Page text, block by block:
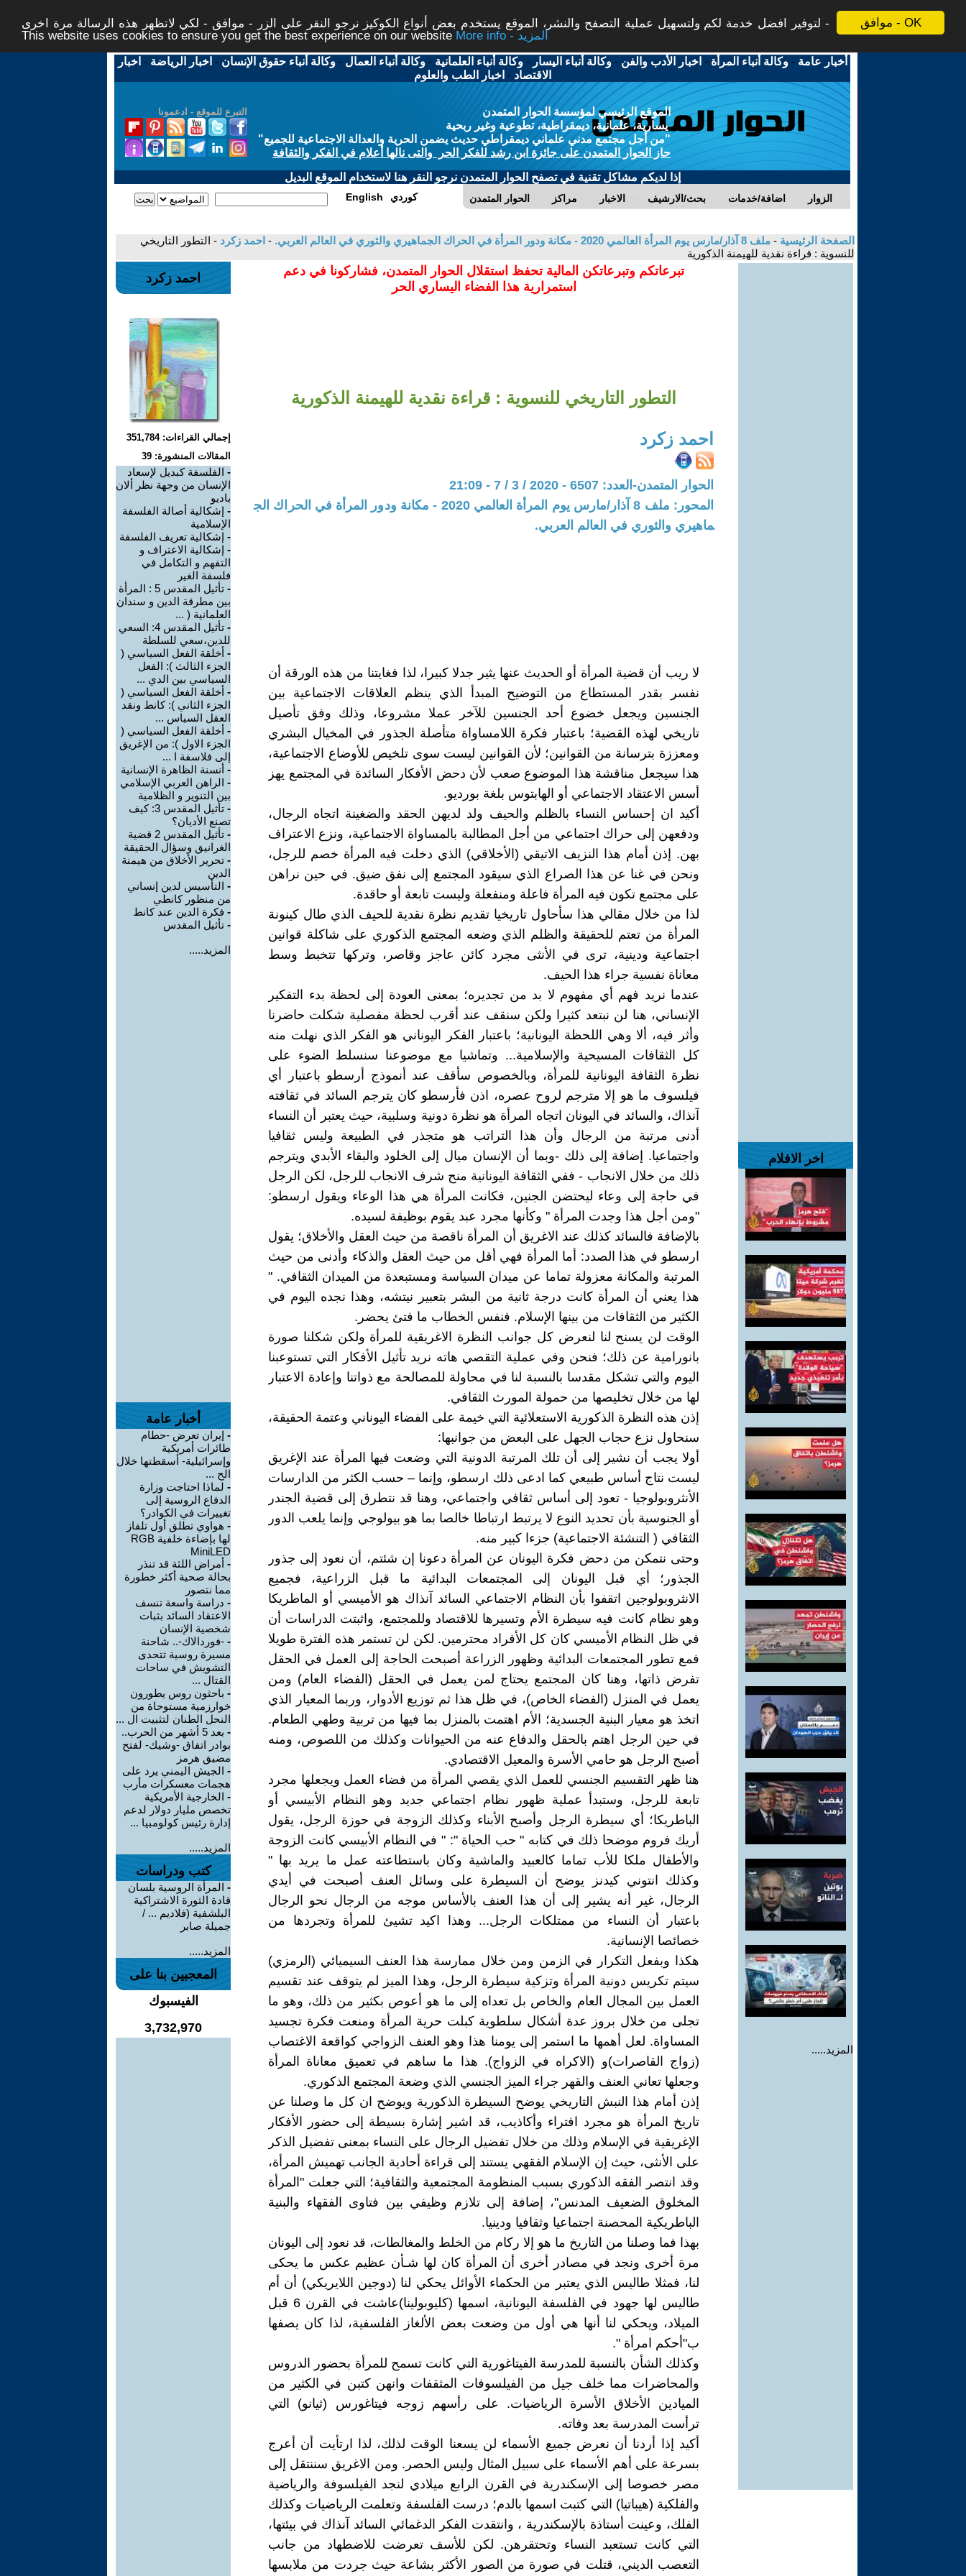
موافق - OK
لتوفير افضل خدمة لكم ولتسهيل عملية التصفح والنشر، الموقع يستخدم بعض أنواع الكوكيز نرجو النقر على الزر - موافق - لكي لاتظهر هذه الرسالة مرة اخرى -
This website uses cookies to ensure you get the best experience on our website
More info - المزيد
أخبار عامة -وكالة أنباء المرأة - اخبار الأدب والفن -وكالة أنباء اليسار -وكالة أنباء العلمانية -وكالة أنباء العمال -وكالة أنباء حقوق الإنسان - اخبار الرياضة - اخبار
الاقتصاد - اخبار الطب والعلوم
التبرع للموقع - ادعمونا
الموقع الرئيسي لمؤسسة الحوار المتمدن
يسارية، علمانية، ديمقراطية، تطوعية وغير ربحية
"من أجل مجتمع مدني علماني ديمقراطي حديث يضمن الحرية والعدالة الاجتماعية للجميع"
حاز الحوار المتمدن على جائزة ابن رشد للفكر الحر والتى نالها أعلام في الفكر والثقافة
إذا لديكم مشاكل تقنية في تصفح الحوار المتمدن نرجو النقر هنا لاستخدام الموقع البديل
الحوار المتمدن مراكز الاخبار بحث/الارشيف اضافة/خدمات الزوار English كوردي
الصفحة الرئيسية - ملف 8 آذار/مارس يوم المرأة العالمي 2020 - مكانة ودور المرأة في الحراك الجماهيري والثوري في العالم العربي. - احمد زكرد - التطور التاريخي
للنسوية : قراءة نقدية للهيمنة الذكورية
اخر الافلام
المزيد.....
تبرعاتكم وتبرعاتكن المالية تحفظ استقلال الحوار المتمدن، فشاركونا في دعم
استمرارية هذا الفضاء اليساري الحر
التطور التاريخي للنسوية : قراءة نقدية للهيمنة الذكورية
احمد زكرد
الحوار المتمدن-العدد: 6507 - 2020 / 3 / 7 - 21:09
المحور: ملف 8 آذار/مارس يوم المرأة العالمي 2020 - مكانة ودور المرأة في الحراك الج
ماهيري والثوري في العالم العربي.
لا ريب أن قضية المرأة أو الحديث عنها يثير جدلا كبيرا، لذا فغايتنا من هذه الورقة أن
نفسر بقدر المستطاع من التوضيح المبدأ الذي ينظم العلاقات الاجتماعية بين
الجنسين ويجعل خضوع أحد الجنسين للآخر عملا مشروعا، وذلك وفق تأصيل
تاريخي لهذه القضية؛ باعتبار فكرة اللامساواة متأصلة الجذور في المخيال البشري
ومعززة بترسانة من القوانين؛ لأن القوانين ليست سوى تلخيص للأوضاع الاجتماعية،
هذا سيجعل مناقشة هذا الموضوع صعب لأن دحض الأفكار السائدة في المجتمع يهز
أسس الاعتقاد الاجتماعي أو الهابتوس بلغة بورديو.
أكيد ان إحساس النساء بالظلم والحيف ولد لديهن الحقد والضغينة اتجاه الرجال،
ودفعهن إلى حراك اجتماعي من أجل المطالبة بالمساواة الاجتماعية، ونزع الاعتراف
بهن. إذن أمام هذا النزيف الاتيقي (الأخلاقي) الذي دخلت فيه المرأة خصم للرجل،
ونحن في غنا عن هذا الصراع الذي سيقود المجتمع إلى نفق ضيق. في حين نراهن
على مجتمع تكون فيه المرأة فاعلة ومنفعلة وليست تابعة أو حاقدة.
لذا من خلال مقالي هذا سأحاول تاريخيا تقديم نظرة نقدية للحيف الذي طال كينونة
المرأة من تعتم للحقيقة والظلم الذي وضعه المجتمع الذكوري على شاكلة قوانين
اجتماعية ودينية، ترى في الأنثى مجرد كائن عاجز وقاصر، وتركها تتخبط وسط
معاناة نفسية جراء هذا الحيف.
عندما نريد فهم أي مفهوم لا بد من تجديره؛ بمعنى العودة إلى لحظة بدء التفكير
الإنساني، هنا لن نبتعد كثيرا ولكن سنقف عند أقرب لحظة مفصلية شكلت حاضرنا
وأثر فيه، ألا وهي اللحظة اليونانية؛ باعتبار الفكر اليوناني هو الفكر الذي نهلت منه
كل الثقافات المسيحية والإسلامية... وتماشيا مع موضوعنا سنسلط الضوء على
نظرة الثقافة اليونانية للمرأة، وبالخصوص سأقف عند أنموذج أرسطو باعتبار أي
فيلسوف ما هو إلا مترجم لروح عصره، اذن فأرسطو كان يترجم السائد في ثقافته
آنذاك، والسائد في اليونان اتجاه المرأة هو نظرة دونية وسلبية، حيث يعتبر أن النساء
أدنى مرتبة من الرجال وأن هذا التراتب هو متجذر في الطبيعة وليس ثقافيا
واجتماعيا. إضافة إلى ذلك -وبما أن الإنسان ميال إلى الخلود والبقاء الأبدي ويترجم
ذلك من خلال الانجاب - ففي الثقافة اليونانية منح شرف الانجاب للرجل، لكن الرجل
في حاجة إلى وعاء ليحتضن الجنين، فكانت المرأة هي هذا الوعاء ويقول ارسطو:
"ومن أجل هذا وجدت المرأة " وكأنها مجرد عبد يقوم بوظيفة لسيده.
بالإضافة فالسائد كذلك عند الاغريق أن المرأة ناقصة من حيث العقل والأخلاق؛ يقول
ارسطو في هذا الصدد: أما المرأة فهي أقل من حيث العقل والذكاء وأدنى من حيث
المرتبة والمكانة معزولة تماما عن ميدان السياسة ومستبعدة من الميدان الثقافي. "
هذا يعني أن المرأة كانت درجة ثانية من البشر بتعبير نيتشه، وهذا نجده اليوم في
الكثير من الثقافات من بينها الإسلام. فنفس الخطاب ما فتئ يحضر.
الوقت لن يسنح لنا لنعرض كل جوانب النظرة الاغريقية للمرأة ولكن شكلنا صورة
بانورامية عن ذلك؛ فنحن وفي عملية التقصي هاته نريد تأثيل الأفكار التي تستوعبنا
اليوم والتي تشكل مقدسا بالنسبة لنا في محاولة للمصالحة مع ذواتنا وإعادة الاعتبار
لها من خلال تخليصها من حمولة المورث الثقافي.
إذن هذه النظرة الذكورية الاستعلائية التي خيمة على الفضاء اليوناني وعتمة الحقيقة،
سنحاول نزع حجاب الجهل على البعض من جوانبها:
أولا يجب أن نشير إلى أن تلك المرتبة الدونية التي وضعت فيها المرأة عند الإغريق
ليست نتاج أساس طبيعي كما ادعى ذلك ارسطو، وإنما – حسب الكثر من الدارسات
الأنثروبولوجيا - تعود إلى أساس ثقافي واجتماعي، وهنا قد نتطرق إلى قضية الجندر
أو الجنوسية بأن تحديد النوع لا يرتبط ارتباطا خالصا بما هو بيولوجي وإنما يلعب الدور
الثقافي ( التنشئة الاجتماعية) جزءا كبير منه.
وحتى نتمكن من دحض فكرة اليونان عن المرأة دعونا إن شئتم، أن نعود إلى جذور
الجذور؛ أي قبل اليونان إلى المجتمعات البدائية ما قبل الزراعية، فجميع
الانثروبولوجين اتقفوا بأن النظام الاجتماعي السائد آنذاك هو الأميسي أو الماطريكا
وهو نظام كانت فيه سيطرة الأم وتسيرها للاقتصاد وللمجتمع، واثبتت الدراسات أن
في ظل النظام الأميسي كان كل الأفراد محترمين. لكن لن تستمر هذه الفترة طويلا
فمع تطور المجتمعات البدائية وظهور الزراعة أصبحت الحاجة إلى العمل في الحقل
تفرض ذاتها، وهنا كان المجتمع يحتاج لمن يعمل في الحقل (الفضاء العام) ومن
يعمل في المنزل (الفضاء الخاص)، في ظل هذا ثم توزيع الأدوار، وربما المعيار الذي
اتخذ هو معيار البنية الجسدية؛ الأم اهتمت بالمنزل بما فيها من تربية وطهي الطعام.
في حين الرجل اهتم بالحقل والدفاع عنه من الحيوانات وكذلك من اللصوص، ومنه
أصبح الرجل هو حامي الأسرة والمعيل الاقتصادي.
هنا ظهر التقسيم الجنسي للعمل الذي يقصي المرأة من فضاء العمل ويجعلها مجرد
تابعة للرجل، وستبدأ عملية ظهور نظام اجتماعي جديد وهو النظام الأبيسي أو
الباطريكا؛ أي سيطرة الرجل وأصبح الأبناء وكذلك الزوجة في حوزة الرجل، يقول
أريك فروم موضحا ذلك في كتابه " حب الحياة ": " في النظام الأبيسي كانت الزوجة
والأطفال ملكا للأب تماما كالعبيد والماشية وكان باستطاعته عمل ما يريد بها "
وكذلك انتوني كيدنز يوضح أن السيطرة على وسائل العنف أصبحت في أيدي
الرجال، غير أنه يشير إلى أن هذا العنف بالأساس موجه من الرجال نحو الرجال
باعتبار أن النساء من ممتلكات الرجل... وهذا اكيد تشيئ للمرأة وتجردها من
خصائصا الإنسانية.
هكذا وبفعل التكرار في الزمن ومن خلال ممارسة هذا العنف السيميائي (الرمزي)
سيتم تكريس دونية المرأة وتزكية سيطرة الرجل، وهذا الميز لم يتوقف عند تقسيم
العمل بين المجال العام والخاص بل تعداه إلى ما هو أعوص بكثير من ذلك، وهو ما
تجلى من خلال بروز عدة أشكال سلطوية كبلت حرية المرأة ومنعت فكرة تجسيد
المساواة. لعل أهمها ما استمر إلى يومنا هذا وهو العنف الزواجي كواقعة الاغتصاب
(زواج القاصرات)و (الاكراه في الزواج). هذا ما ساهم في تعميق معاناة المرأة
وجعلها تعاني العنف والقهر جراء الميز الجنسي الذي وضعة المجتمع الذكوري.
إذن أمام هذا النبش التاريخي يوضح السيطرة الذكورية ويوضح ان كل ما وصلنا عن
تاريخ المرأة هو مجرد افتراء وأكاذيب، قد اشير إشارة بسيطة إلى حضور الأفكار
الإغريقية في الإسلام وذلك من خلال تفضيل الرجال على النساء بمعنى تفضيل الذكر
على الأنثى، حيث إن الإسلام الفقهي يستند إلى قراءة أحادية الجانب تهميش المرأة،
وقد انتصر الفقه الذكوري بسبب المنظومة المجتمعية والثقافية؛ التي جعلت "المرأة
المخلوق الضعيف المدنس"، إضافة إلى تلازم وظيفي بين فتاوى الفقهاء والبنية
الباطريكية المحصنة اجتماعيا وثقافيا ودينيا.
بهذا فما وصلنا من التاريخ ما هو إلا ركام من الخلط والمغالطات، قد نعود إلى اليونان
مرة أخرى ونجد في مصادر أخرى أن المرأة كان لها شـأن عظيم عكس ما يحكى
لنا، فمثلا طاليس الذي يعتبر من الحكماء الأوائل يحكي لنا (دوجين اللايريكي) أن أم
طاليس لها جهود في الفلسفة اليونانية، اسمها (كليوبولينا)عاشت في القرن 6 قبل
الميلاد، ويحكي لنا أنها هي أول من وضعت بعض الألغاز الفلسفية، لذا كان يصفها
ب"أحكم امرأة ".
وكذلك الشأن بالنسبة للمدرسة الفيتاغورية التي كانت تسمح للمرأة بحضور الدروس
والمحاضرات مما خلف جيل من الفيلسوفات المثقفات وانهن كتبن في الكثير من
الميادين الأخلاق الأسرة الرياضيات. على رأسهم زوجه فيتاغورس (ثيانو) التي
ترأست المدرسة بعد وفاته.
أكيد إذا أردنا أن نعرض جميع الأسماء لن يسعنا الوقت لذلك، لذا ارتأيت أن أعرج
بسرعة على أهم الأسماء على سبيل المثال وليس الحصر. ومن الاغريق سننتقل إلى
مصر خصوصا إلى الإسكندرية في القرن الرابع ميلادي لنجد الفيلسوفة والرياضية
والفلكية (هيباتيا) التي كتبت اسمها بالدم؛ درست الفلسفة وتعلمت الرياضيات وكذلك
الفلك، وعينت أستاذة بالإسكندرية ، وانتقدت الفكر الدغمائي السائد آنذاك في بيئتها،
التي كانت تستعبد النساء وتحتقرهن. لكن للأسف تعرضت للاضطهاد من جانب
التعصب الديني، قتلت في صورة من الصور الأكثر بشاعة حيث جردت من ملابسها
احمد زكرد
إجمالي القراءات: 351,784
المقالات المنشورة: 39
- الفلسفة كبديل لإسعاد
الإنسان من وجهة نظر ألان
باديو
- إشكالية أصالة الفلسفة
الإسلامية
- إشكالية تعريف الفلسفة
- إشكالية الاعتراف و
التفهم و التكامل في
فلسفة الغير
-
تأثيل المقدس 5 : المرأة
بين مطرقة الدين و سندان
العلمانية ( ...
-
تأثيل المقدس 4: السعي
للدين،سعي للسلطة
- أخلقة الفعل السياسي (
الجزء الثالث ): الفعل
السياسي بين الدي ...
- أخلقة الفعل السياسي (
الجزء الثاني ): كانط ونقد
العقل السياس ...
- أخلقة الفعل السياسي (
الجزء الاول ): من الإغريق
إلى فلاسفة ا ...
- أنسنة الظاهرة الإنسانية
- الراهن العربي الإسلامي
بين التنوير و الظلامية
-
تأثيل المقدس 3: كيف
تصنع الأديان؟
-
تأثيل المقدس 2 قضية
الغرانيق وسؤال الحقيقة
- تحرير الأخلاق من هيمنة
الدين
- التأسيس لدين إنساني
من منظور كانطي
- فكرة الدين عند كانط
- تأثيل المقدس
المزيد.....
أخبار عامة
- إيران تعرض -حطام
طائرات أمريكية
وإسرائيلية- أسقطتها خلال
الح ...
- لماذا احتاجت وزارة
الدفاع الروسية إلى
تغييرات في الكوادر؟
- هواوي تطلق أول تلفاز
لها بإضاءة خلفية RGB
MiniLED
- أمراض اللثة قد تنذر
بحالة صحية أكثر خطورة
مما نتصور
- دراسة واسعة تنسف
الاعتقاد السائد بثبات
شخصية الإنسان
- -فوردالاك-.. شاحنة
مسيرة روسية تتحدى
التشويش في ساحات
القتال ...
- باحثون روس يطورون
خوارزمية مستوحاة من
النحل الطنان لتثبيت ال ...
-
بعد 5 أشهر من الحرب..
بوادر اتفاق -وشيك- لفتح
مضيق هرمز
- الجيش اليمني يرد على
هجمات معسكرات مأرب
- الخارجية الأمريكية
تخصص مليار دولار لدعم
إدارة رئيس كولومبيا ...
المزيد.....
كتب ودراسات
- المرأة الروسية بلسان
قادة الثورة الاشتراكية
البلشفية (فلاديم ... /
جميلة صابر
المزيد.....
المعجبين بنا على
الفيسبوك
3,732,970